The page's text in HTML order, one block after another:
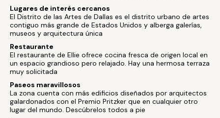
Lugares de interés cercanos
El Distrito de las Artes de Dallas es el distrito urbano de artes
contiguo más grande de Estados Unidos y alberga galerías,
museos y arquitectura única
Restaurante
El restaurante de Ellie ofrece cocina fresca de origen local en
un espacio grandioso pero relajado. Hay una hermosa terraza
muy solicitada
Paseos maravillosos
La zona cuenta con más edificios diseñados por arquitectos
galardonados con el Premio Pritzker que en cualquier otro
lugar del mundo. Descúbrelos todos a pie